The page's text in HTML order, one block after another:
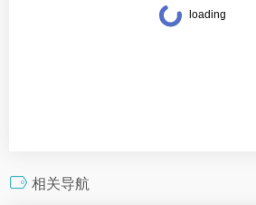
相关导航